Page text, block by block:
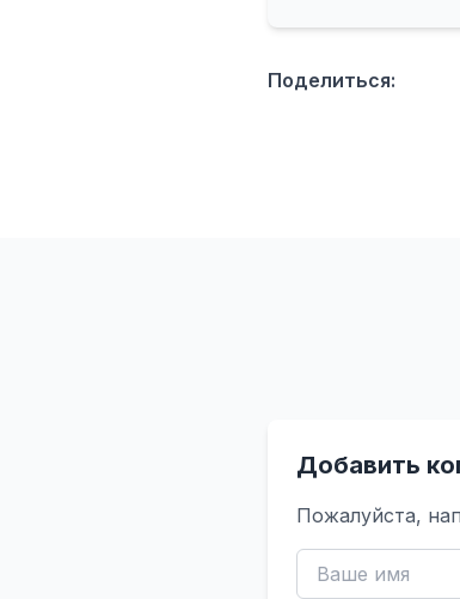
Поделиться:
Добавить
Пожалуйста,